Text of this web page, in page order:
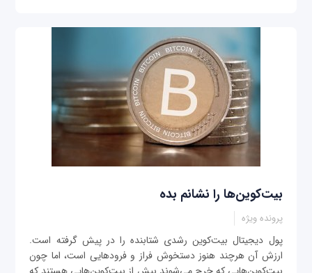
بيت‌کوين‌ها را نشانم بده
پرونده ویژه
پول ديجيتال بيت‌کوين رشدی شتابنده را در پيش گرفته‌ است.
ارزش آن هرچند هنوز دستخوش فراز و فرودهایی است، اما چون